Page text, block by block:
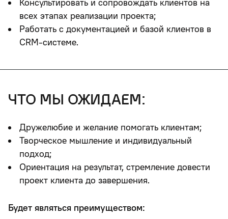
Консультировать и сопровождать клиентов на
всех этапах реализации проекта;
Работать с документацией и базой клиентов в
CRM-системе.
что мы ожидаем:
Дружелюбие и желание помогать клиентам;
Творческое мышление и индивидуальный
подход;
Ориентация на результат, стремление довести
проект клиента до завершения.
Будет являться преимуществом: